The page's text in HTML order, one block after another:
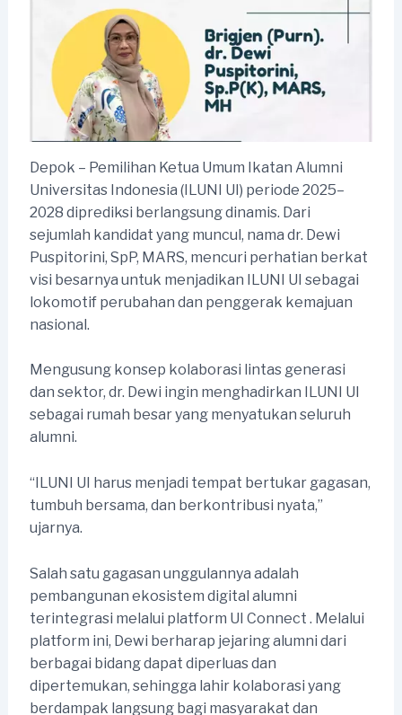
Depok – Pemilihan Ketua Umum Ikatan Alumni
Universitas Indonesia (ILUNI UI) periode 2025–
2028 diprediksi berlangsung dinamis. Dari
sejumlah kandidat yang muncul, nama dr. Dewi
Puspitorini, SpP, MARS, mencuri perhatian berkat
visi besarnya untuk menjadikan ILUNI UI sebagai
lokomotif perubahan dan penggerak kemajuan
nasional.
Mengusung konsep kolaborasi lintas generasi
dan sektor, dr. Dewi ingin menghadirkan ILUNI UI
sebagai rumah besar yang menyatukan seluruh
alumni.
“ILUNI UI harus menjadi tempat bertukar gagasan,
tumbuh bersama, dan berkontribusi nyata,”
ujarnya.
Salah satu gagasan unggulannya adalah
pembangunan ekosistem digital alumni
terintegrasi melalui platform UI Connect . Melalui
platform ini, Dewi berharap jejaring alumni dari
berbagai bidang dapat diperluas dan
dipertemukan, sehingga lahir kolaborasi yang
berdampak langsung bagi masyarakat dan